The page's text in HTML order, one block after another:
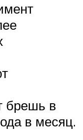
брешь в
в месяц.